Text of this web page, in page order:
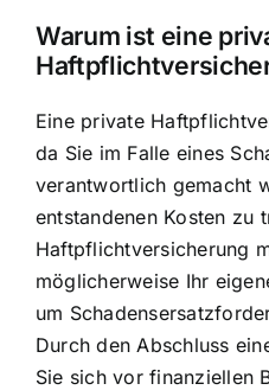
Warum ist eine
Eine private
da Sie im Falle eines
verantwortlich gemacht
entstandenen Kosten zu
Haftpflichtversicherung
möglicherweise Ihr
um
Durch den Abschluss
Sie sich vor finanziellen